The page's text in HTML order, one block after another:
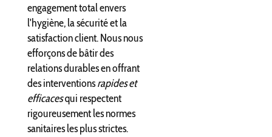
engagement total envers
l'hygiène, la sécurité et la
satisfaction client. Nous nous
efforçons de bâtir des
relations durables en offrant
des interventionsrapides et
efficacesqui respectent
rigoureusement les normes
sanitaires les plus strictes.